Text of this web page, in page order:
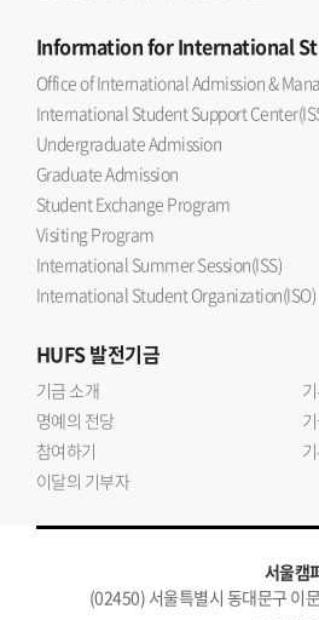
Informationfor International
Office of International Admission &
International Student Support
Undergraduate Admission
Graduate Admission
Student Exchange Program
Visiting Program
International Summer Session(ISS)
International Student Organization(ISO)
HUFS발전기금
기금 소개
명예의 전당
참여하기
이달의 기부자
서울캠
(02450) 서울특별시 동대문구